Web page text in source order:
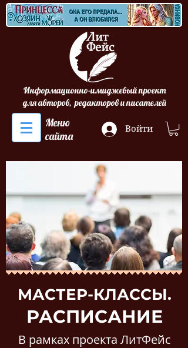
Информационно-имиджевый проект
для авторов, редакторов и писателей
Меню
сайта
Войти
МАСТЕР-КЛАССЫ.
РАСПИСАНИЕ
В рамках проекта ЛитФейс